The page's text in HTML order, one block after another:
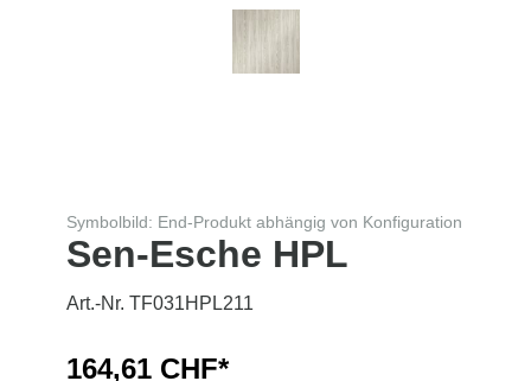
Symbolbild: End-Produkt abhängig von Konfiguration
Sen-Esche HPL
Art.-Nr. TF031HPL211
164,61 CHF*